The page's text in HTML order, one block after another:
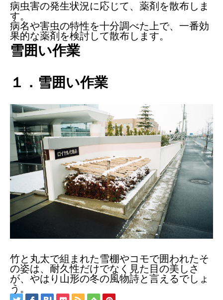
病虫害の発生状況に応じて、薬剤を散布しま
す。
病名や害虫の特性を十分調べた上で、一番効
果的な薬剤を検討して散布します。
雪囲い作業
１．雪囲い作業
竹と丸太で組まれた雪棚やコモで囲われたそ
の姿は、耐久性だけでなく見た目の美しさ
が、やはり山形の冬の風物詩と言えるでしょ
う。